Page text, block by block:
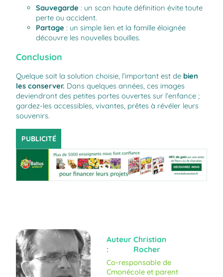
Sauvegarde : un scan haute définition évite toute
perte ou accident.
Partage : un simple lien et la famille éloignée
découvre les nouvelles bouilles.
Conclusion
Quelque soit la solution choisie, l’important est de bien
les conserver. Dans quelques années, ces images
deviendront des petites portes ouvertes sur l’enfance ;
gardez-les accessibles, vivantes, prêtes à révéler leurs
souvenirs.
PUBLICITÉ
Auteur
:
Christian
Rocher
Co-responsable de
Cmonécole et parent